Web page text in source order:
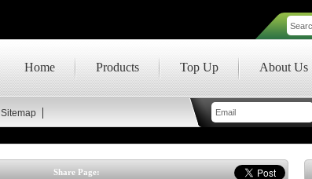
Home Products Top Up About Us
Sitemap
Share Page: